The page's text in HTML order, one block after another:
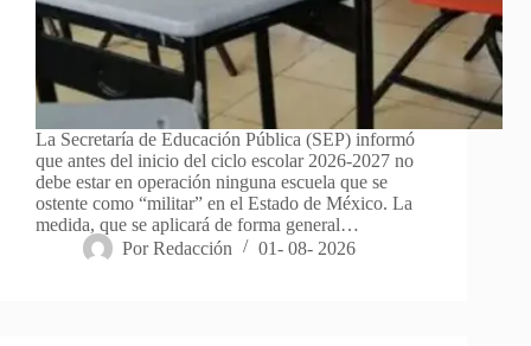
La Secretaría de Educación Pública (SEP) informó
que antes del inicio del ciclo escolar 2026-2027 no
debe estar en operación ninguna escuela que se
ostente como “militar” en el Estado de México. La
medida, que se aplicará de forma general…
Por Redacción 01- 08- 2026